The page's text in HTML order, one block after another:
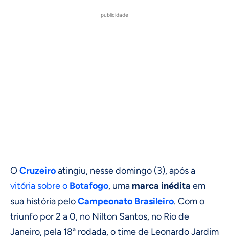
publicidade
OCruzeiroatingiu, nesse domingo (3), após a
vitória sobre o Botafogo, uma marca inédita em
sua história peloCampeonato Brasileiro. Com o
triunfo por 2 a 0, no Nilton Santos, no Rio de
Janeiro, pela 18ª rodada, o time de Leonardo Jardim